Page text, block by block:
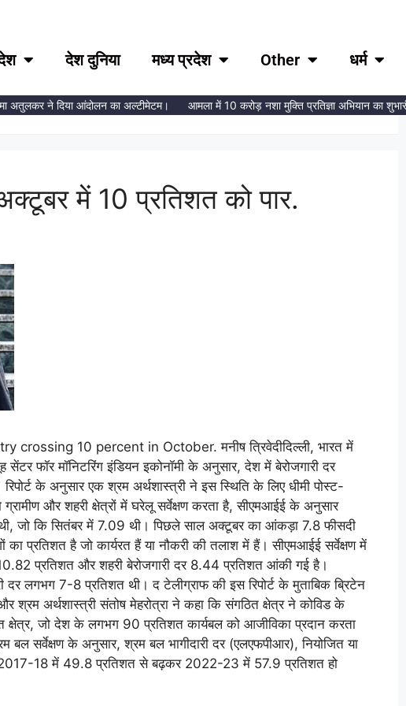
देश दुनिया मध्य प्रदेश Other धर्म
अतुलकर ने दिया आंदोलन का अल्टीमेटम। आमला में 10 करोड़ नशा मुक्ति प्रतिज्ञा अभियान का
में 10 प्रतिशत को पार.
10 percent in October. मनीष त्रिवेदीदिल्ली, भारत में
सेंटर फॉर मॉनिटरिंग इंडियन इकोनॉमी के अनुसार, देश में बेरोजगारी दर
के अनुसार एक श्रम अर्थशास्त्री ने इस स्थिति के लिए धीमी पोस्ट-
ग्रामीण और शहरी क्षेत्रों में घरेलू सर्वेक्षण करता है, सीएमआईई के अनुसार
जो कि सितंबर में 7.09 थी। पिछले साल अक्टूबर का आंकड़ा 7.8 फीसदी
का प्रतिशत है जो कार्यरत हैं या नौकरी की तलाश में हैं। सीएमआईई सर्वेक्षण में
प्रतिशत और शहरी बेरोजगारी दर 8.44 प्रतिशत आंकी गई है।
लगभग 7-8 प्रतिशत थी। द टेलीग्राफ की इस रिपोर्ट के मुताबिक ब्रिटेन
श्रम अर्थशास्त्री संतोष मेहरोत्रा ​​ने कहा कि संगठित क्षेत्र ने कोविड के
क्षेत्र, जो देश के लगभग 90 प्रतिशत कार्यबल को आजीविका प्रदान करता
सर्वेक्षण के अनुसार, श्रम बल भागीदारी दर (एलएफपीआर), नियोजित या
2017-18 में 49.8 प्रतिशत से बढ़कर 2022-23 में 57.9 प्रतिशत हो